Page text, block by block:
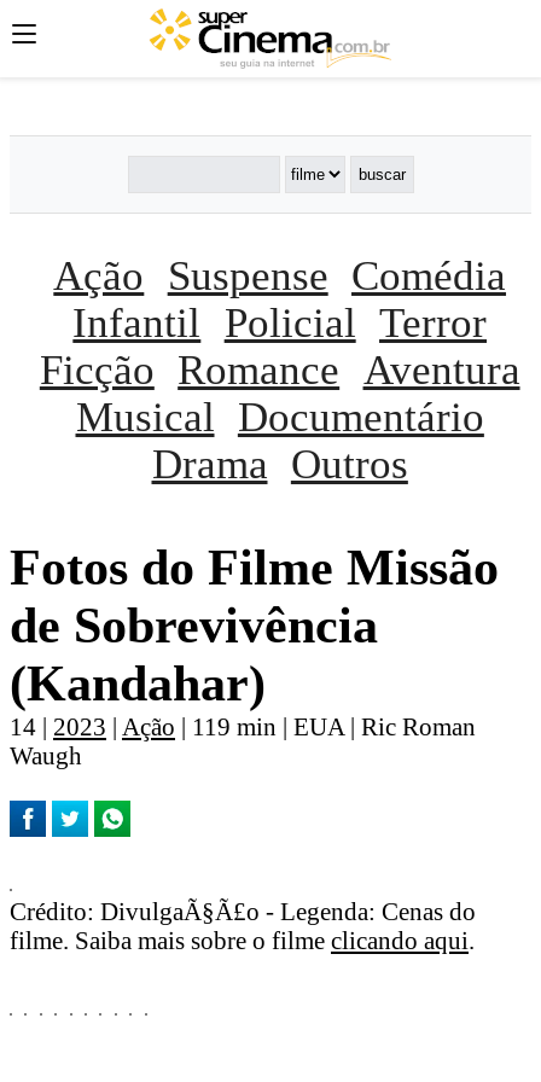
';';
Ação Suspense Comédia
Infantil
Policial Terror
Ficção Romance Aventura
Musical
Documentário
Drama Outros
Fotos do Filme Missão
de Sobrevivência
(Kandahar)
14 | 2023 | Ação | 119 min | EUA | Ric Roman
Waugh
Crédito: DivulgaÃ§Ã£o - Legenda: Cenas do
filme. Saiba mais sobre o filme clicando aqui.